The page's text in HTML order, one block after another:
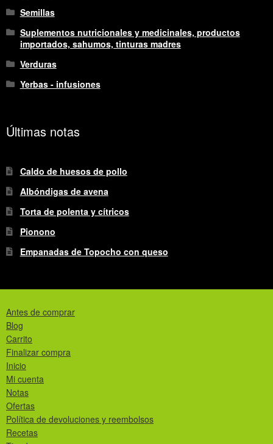
Semillas
Suplementos nutricionales y medicinales, productos
importados, sahumos, tinturas madres
Verduras
Yerbas - infusiones
Últimas notas
Caldo de huesos de pollo
Albóndigas de avena
Torta de polenta y cítricos
Pionono
Empanadas de Topocho con queso
Antes de comprar
Blog
Carrito
Finalizar compra
Inicio
Mi cuenta
Notas
Ofertas
Política de devoluciones y reembolsos
Recetas